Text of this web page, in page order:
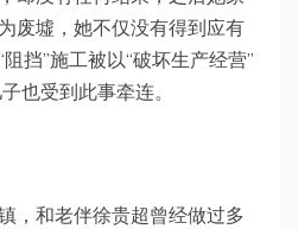
废墟，她不仅没有得到应有
挡”施工被以“破坏生产经营”
也受到此事牵连。
，和老伴徐贵超曾经做过多